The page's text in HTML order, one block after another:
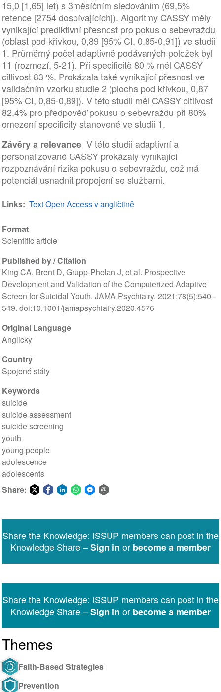
Format
Scientific article
Published by / Citation
King CA, Brent D, Grupp-Phelan J, et al. Prospective
Development and Validation of the Computerized Adaptive
Screen for Suicidal Youth. JAMA Psychiatry. 2021;78(5):540–
549. doi:10.1001/jamapsychiatry.2020.4576
Original Language
Anglicky
Country
Spojené státy
Keywords
suicide
suicide assessment
suicide screening
youth
young people
adolescence
adolescents
Share:
Messenger
15,0 [1,65] let) s 3měsíčním sledováním (69,5%
retence [2754 dospívajících]). Algoritmy CASSY měly
vynikající prediktivní přesnost pro pokus o sebevraždu
(oblast pod křivkou, 0,89 [95% CI, 0,85-0,91]) ve studii
1. Průměrný počet adaptivně podávaných položek byl
11 (rozmezí, 5-21). Při specificitě 80 % měl CASSY
citlivost 83 %. Prokázala také vynikající přesnost ve
validačním vzorku studie 2 (plocha pod křivkou, 0,87
[95% CI, 0,85-0,89]). V této studii měl CASSY citlivost
82,4% pro předpověď pokusu o sebevraždu při 80%
omezení specificity stanovené ve studii 1.
Závěry a relevanceV této studii adaptivní a
personalizované CASSY prokázaly vynikající
rozpoznávání rizika pokusu o sebevraždu, což má
potenciál usnadnit propojení se službami.
Links Text Open Access v angličtině
Share the Knowledge: ISSUP members can post in the
Knowledge Share –Sign in or become a member
Share the Knowledge: ISSUP members can post in the
Knowledge Share –Sign in or become a member
Themes
Faith-Based Strategies
Prevention